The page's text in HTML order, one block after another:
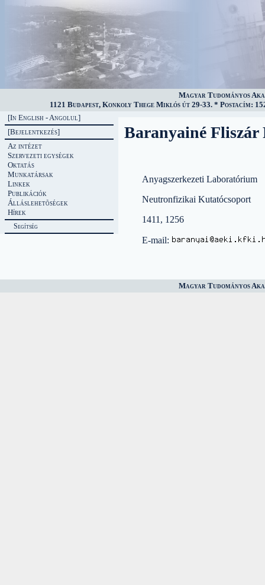
Magyar Tudományos
1121 Budapest, Konkoly Thege Miklós út 29-33. * Postacím:
[In English - Angolul]
[Bejelentkezés]
Az intézet
Szervezeti egységek
Oktatás
Munkatársak
Linkek
Publikációk
Álláslehetõségek
Hírek
Segítség
Baranyainé Fliszár
Anyagszerkezeti Laboratórium
Neutronfizikai Kutatócsoport
1411, 1256
E-mail:
Magyar Tudományos